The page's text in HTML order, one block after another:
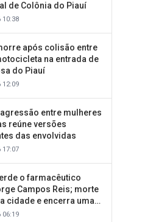
de Colônia do Piauí
10:38
após colisão entre
na entrada de
do Piauí
12:09
entre mulheres
reúne versões
das envolvidas
17:07
o farmacêutico
Campos Reis; morte
cidade e encerra uma
dedicada ao cuidado
06:19